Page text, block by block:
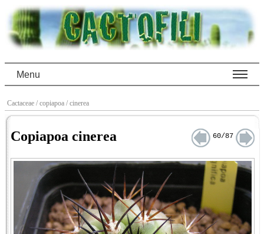
Menu
Cactaceae / copiapoa / cinerea
Copiapoa cinerea 60/87